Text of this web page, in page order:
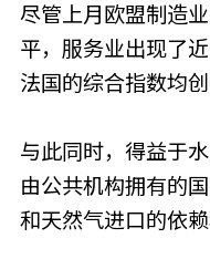
尽管上月欧盟制造
平，服务业出现了
法国的综合指数均创
与此同时，得益于
由公共机构拥有的
和天然气进口的依